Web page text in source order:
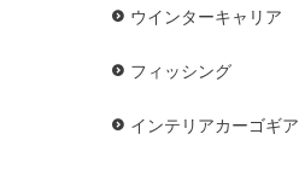
ウインターキャリア
フィッシング
インテリアカーゴギア